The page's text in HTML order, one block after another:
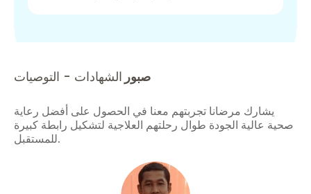
صبور الشهادات - التوصيات
يشارك مرضانا تجربتهم معنا في الحصول على أفضل رعاية
صحية عالية الجودة طوال رحلتهم العلاجية لتشكيل رابطة كبيرة
للمستقبل.